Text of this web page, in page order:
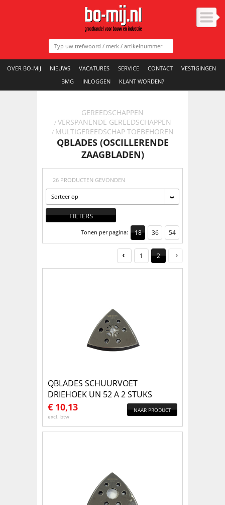
OVER BO-MIJ NIEUWS VACATURES SERVICE CONTACT
VESTIGINGEN
BMG
INLOGGEN KLANT WORDEN?
GEREEDSCHAPPEN
/ VERSPANENDE GEREEDSCHAPPEN
/ MULTIGEREEDSCHAP TOEBEHOREN
QBLADES (OSCILLERENDE
ZAAGBLADEN)
26 PRODUCTEN GEVONDEN
Sorteer op
FILTERS
Tonen per pagina: 18 36 54
1 2
QBLADES SCHUURVOET
DRIEHOEK UN 52 A 2 STUKS
€ 10,13
excl. btw
NAAR PRODUCT